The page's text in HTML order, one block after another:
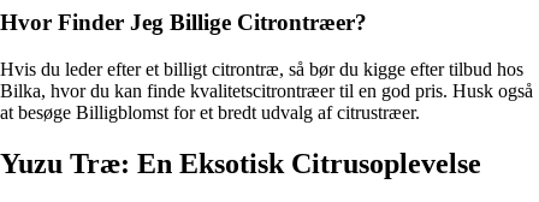
Hvor Finder Jeg Billige Citrontræer?
Hvis du leder efter et billigt citrontræ, så bør du kigge efter tilbud hos
Bilka, hvor du kan finde kvalitetscitrontræer til en god pris. Husk også
at besøge Billigblomst for et bredt udvalg af citrustræer.
Yuzu Træ: En Eksotisk Citrusoplevelse